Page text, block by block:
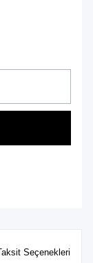
Seçenekleri